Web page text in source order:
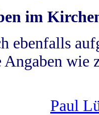
im
ebenfalls
wie
Paul